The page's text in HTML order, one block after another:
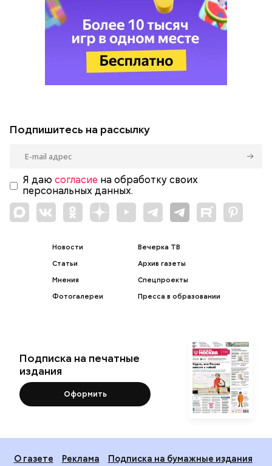
Подпишитесь на рассылку
Я даю согласие на обработку своих
персональных данных.
Новости
Статьи
Мнения
Фотогалереи
Вечерка ТВ
Архив газеты
Спецпроекты
Пресса в образовании
Подписка на печатные
издания
Оформить
О газете Реклама
Подписка на бумажные издания